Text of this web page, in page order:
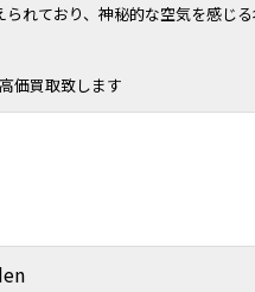
れており、神秘的な空気を感じる
価買取致します